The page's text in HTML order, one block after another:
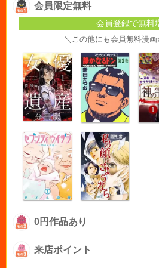
会員限定無料
会員登録で無料
＼この他にも会員無料漫画
0円作品あり
来店ポイント